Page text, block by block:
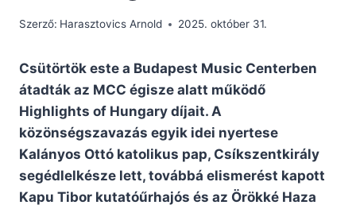
Szerző: Harasztovics Arnold 2025. október 31.
Csütörtök este a Budapest Music Centerben
átadták az MCC égisze alatt működő
Highlights of Hungary díjait. A
közönségszavazás egyik idei nyertese
Kalányos Ottó katolikus pap, Csíkszentkirály
segédlelkésze lett, továbbá elismerést kapott
Kapu Tibor kutatóűrhajós és az Örökké Haza